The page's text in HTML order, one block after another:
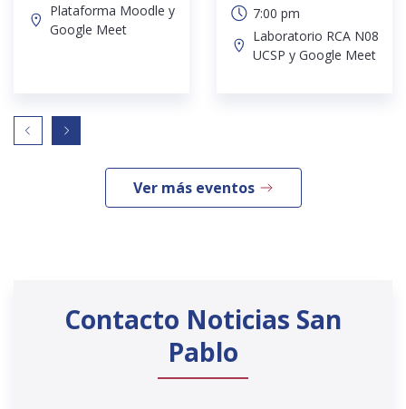
Plataforma Moodle y
Google Meet
7:00 pm
Laboratorio RCA N08
UCSP y Google Meet
Ver más eventos
Contacto Noticias San
Pablo